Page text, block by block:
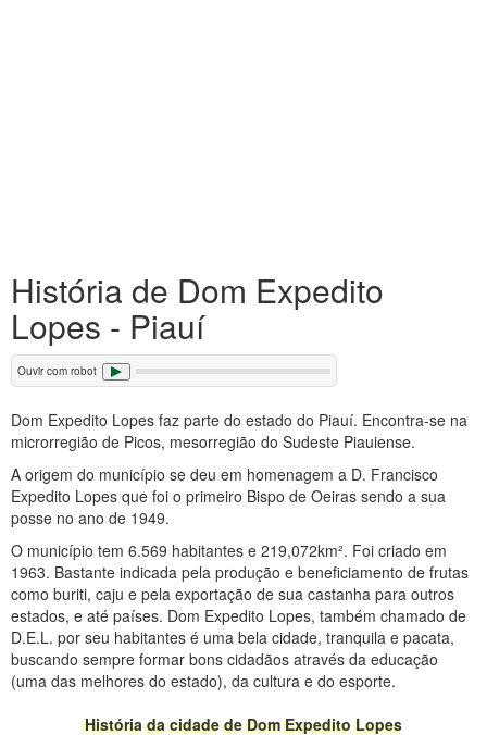
História de Dom Expedito
Lopes - Piauí
Ouvir com robot
Dom Expedito Lopes faz parte do estado do Piauí. Encontra-se na
microrregião de Picos, mesorregião do Sudeste Piauiense.
A origem do município se deu em homenagem a D. Francisco
Expedito Lopes que foi o primeiro Bispo de Oeiras sendo a sua
posse no ano de 1949.
O município tem 6.569 habitantes e 219,072km². Foi criado em
1963. Bastante indicada pela produção e beneficiamento de frutas
como buriti, caju e pela exportação de sua castanha para outros
estados, e até países. Dom Expedito Lopes, também chamado de
D.E.L. por seu habitantes é uma bela cidade, tranquila e pacata,
buscando sempre formar bons cidadãos através da educação
(uma das melhores do estado), da cultura e do esporte.
História da cidade de Dom Expedito Lopes